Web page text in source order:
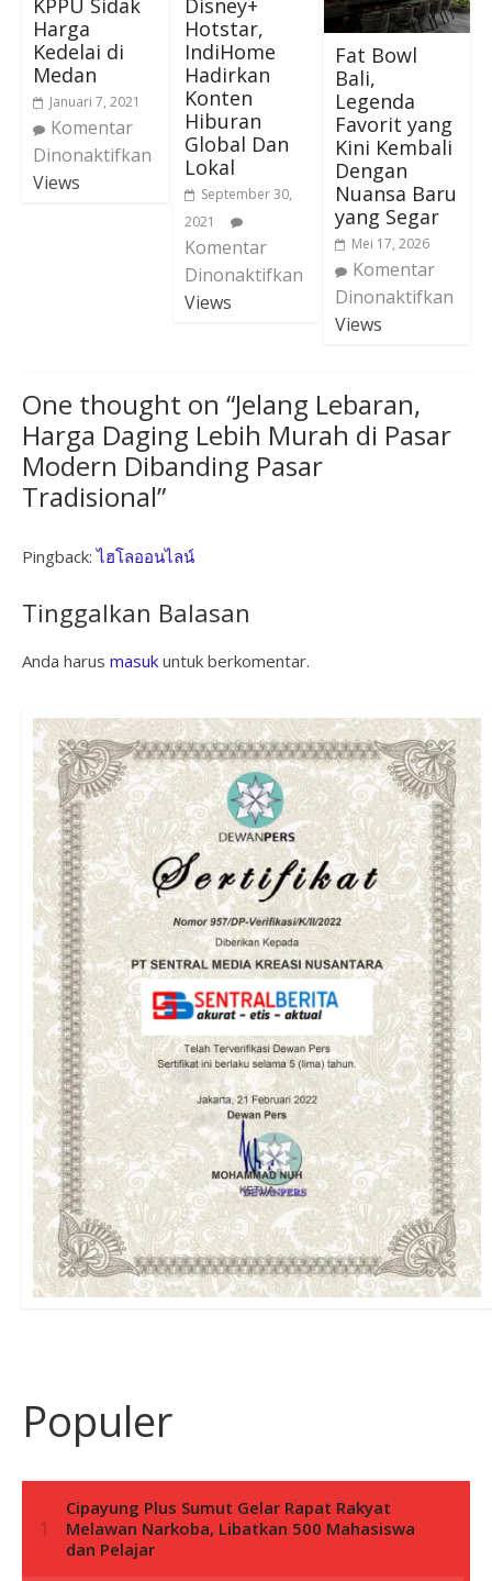
Harga
Kedelai di
Medan
Januari 7, 2021
Komentar
Dinonaktifkan
Views
Hotstar,
IndiHome
Hadirkan
Konten
Hiburan
Global Dan
Lokal
September 30,
2021
Komentar
Dinonaktifkan
Views
Fat Bowl
Bali,
Legenda
Favorit yang
Kini Kembali
Dengan
Nuansa Baru
yang Segar
Mei 17, 2026
Komentar
Dinonaktifkan
Views
One thought on “Jelang Lebaran,
Harga Daging Lebih Murah di Pasar
Modern Dibanding Pasar
Tradisional”
Pingback:ไฮโลออนไลน์
Tinggalkan Balasan
Anda harus masukuntuk berkomentar.
Populer